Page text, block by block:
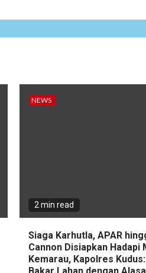
NEWS
2 min read
Siaga Karhutla, APAR
Cannon Disiapkan Hadapi
Kemarau, Kapolres